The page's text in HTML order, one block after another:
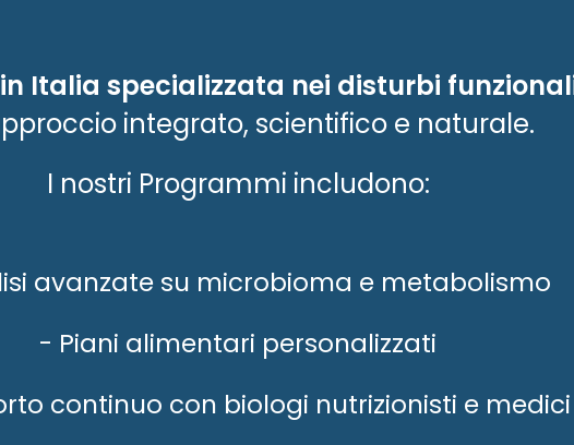
Italia specializzata nei disturbi
integrato, scientifico e naturale.
I nostri Programmi includono:
avanzate su microbioma e metabolismo
- Piani alimentari personalizzati
continuo con biologi nutrizionisti e medici